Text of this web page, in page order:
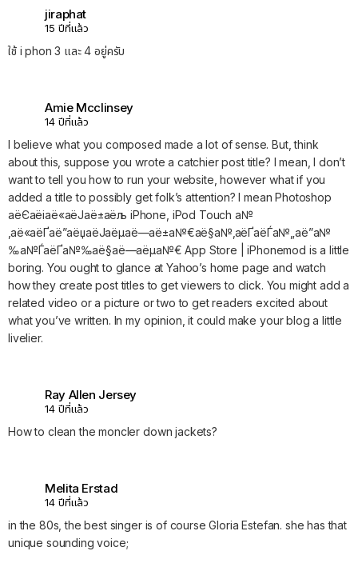
jiraphat
15 ปีที่แล้ว
ใช้ i phon 3 และ 4 อยู่ครับ
Amie Mcclinsey
14 ปีที่แล้ว
I believe what you composed made a lot of sense. But, think
about this, suppose you wrote a catchier post title? I mean, I don’t
want to tell you how to run your website, however what if you
added a title to possibly get folk’s attention? I mean Photoshop
аёЄаёіаё«аёЈаё±аёљ iPhone, iPod Touch а№
‚аё«аёҐаё”аёџаёЈаёµаё—аё±а№€аё§а№‚аёҐаёЃа№„аё”а№
‰а№ЃаёҐа№‰аё§аё—аёµа№€ App Store | iPhonemod is a little
boring. You ought to glance at Yahoo’s home page and watch
how they create post titles to get viewers to click. You might add a
related video or a picture or two to get readers excited about
what you’ve written. In my opinion, it could make your blog a little
livelier.
Ray Allen Jersey
14 ปีที่แล้ว
How to clean the moncler down jackets?
Melita Erstad
14 ปีที่แล้ว
in the 80s, the best singer is of course Gloria Estefan. she has that
unique sounding voice;